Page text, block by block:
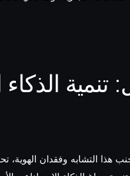
تنمية
هذا التشابه وفقدان